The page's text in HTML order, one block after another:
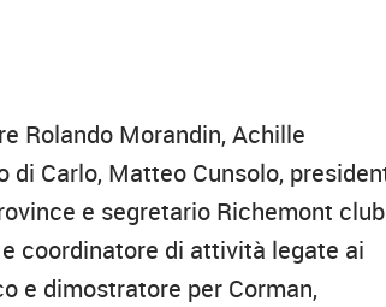
Rolando Morandin, Achille
di Carlo, Matteo Cunsolo,
e segretario Richemont club
coordinatore di attività legate ai
e dimostratore per Corman,